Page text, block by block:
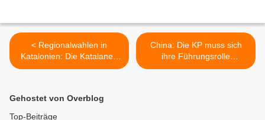
< Regionalwahlen in
Katalonien: Die Katalanen
sind noch schlauer als Herr
China: Die KP muss sich
ihre Führungsrolle
beständig neu verdienen >
Gehostet von Overblog
Top-Beiträge